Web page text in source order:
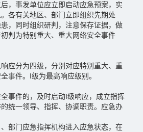
事发单位应立即启动应急预案，实
各有关地区、部门立即组织先期处
，同时组织研判，注意保存证据，做
判为特别重大、重大网络安全事件
分为四级，分别对应特别重大、重
事件。I级为最高响应级别。
件的，及时启动I级响应，成立指挥
统一领导、指挥、协调职责。应急办
门应急指挥机构进入应急状态，在